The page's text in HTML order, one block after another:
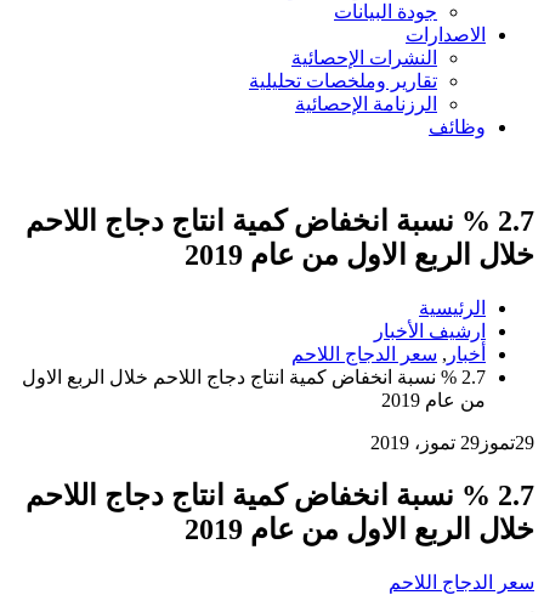
جودة البيانات
الاصدارات
النشرات الإحصائية
تقارير وملخصات تحليلية
الرزنامة الإحصائية
وظائف
2.7 % نسبة انخفاض كمية انتاج دجاج اللاحم
خلال الربع الاول من عام 2019
الرئيسية
ارشيف الأخبار
أخبار , سعر الدجاج اللاحم
2.7 % نسبة انخفاض كمية انتاج دجاج اللاحم خلال الربع الاول
من عام 2019
29تموز 29 تموز، 2019
2.7 % نسبة انخفاض كمية انتاج دجاج اللاحم
خلال الربع الاول من عام 2019
سعر الدجاج اللاحم